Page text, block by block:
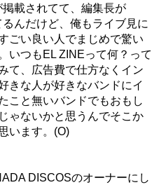
載されてて、編集長が
んだけど、俺もライブ見に
ごい良い人でまじめで驚い
いつもEL ZINEって何？って
て、広告費で仕方なくイン
きな人が好きなバンドにイ
こと無いバンドでもおもし
ゃないかと思うんでそこか
います。(O)
DISCOSのオーナーにし